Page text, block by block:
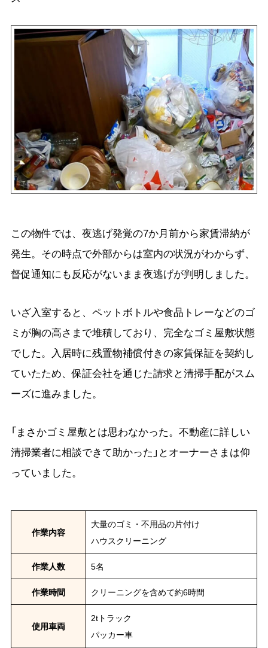
この物件では、夜逃げ発覚の7か月前から家賃滞納が
発生。その時点で外部からは室内の状況がわからず、
督促通知にも反応がないまま夜逃げが判明しました。
いざ入室すると、ペットボトルや食品トレーなどのゴ
ミが胸の高さまで堆積しており、完全なゴミ屋敷状態
でした。入居時に残置物補償付きの家賃保証を契約し
ていたため、保証会社を通じた請求と清掃手配がスム
ーズに進みました。
「まさかゴミ屋敷とは思わなかった。不動産に詳しい
清掃業者に相談できて助かった」とオーナーさまは仰
っていました。
作業内容
大量のゴミ・不用品の片付け
ハウスクリーニング
作業人数
5名
作業時間
クリーニングを含めて約6時間
使用車両
2tトラック
パッカー車